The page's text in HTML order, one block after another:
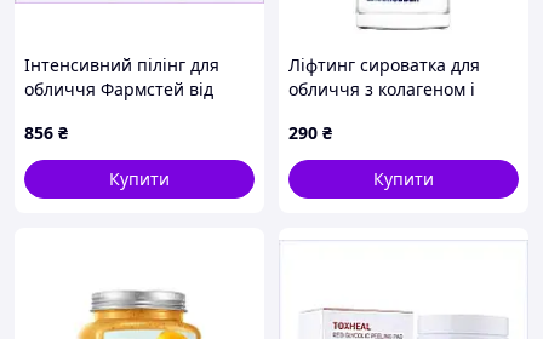
Інтенсивний пілінг для
обличчя Фармстей від
856 ₴
Купити
Ліфтинг сироватка для
обличчя з колагеном і
Mr.Scrubber Bio Marine
Collagen 30ml (1202599)
290 ₴
Купити